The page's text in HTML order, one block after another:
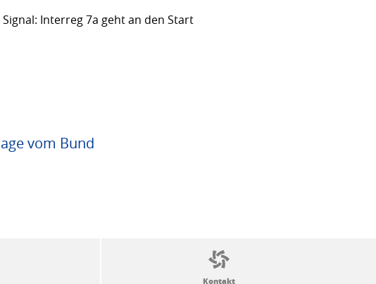
Interreg 7a geht an den Start
vom Bund